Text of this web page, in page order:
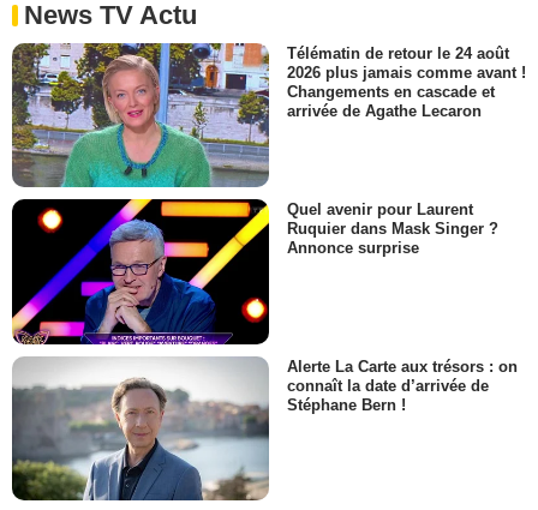
News TV Actu
Télématin de retour le 24 août
2026 plus jamais comme avant !
Changements en cascade et
arrivée de Agathe Lecaron
Quel avenir pour Laurent
Ruquier dans Mask Singer ?
Annonce surprise
Alerte La Carte aux trésors : on
connaît la date d’arrivée de
Stéphane Bern !